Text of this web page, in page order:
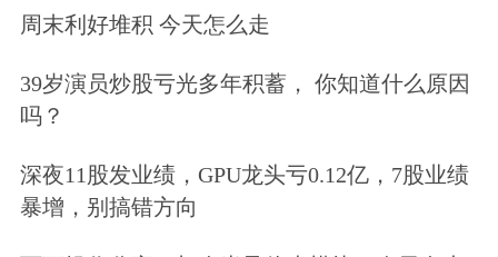
000848 承德露露 0.50
5.88
002572
002612 朗姿股份 1.20
5.87
002327 富安娜 0.39
周末利好堆积 今天怎么走
39岁演员炒股亏光多年积蓄， 你知道什么原因
吗？
深夜11股发业绩，GPU龙头亏0.12亿，7股业绩
暴增，别搞错方向